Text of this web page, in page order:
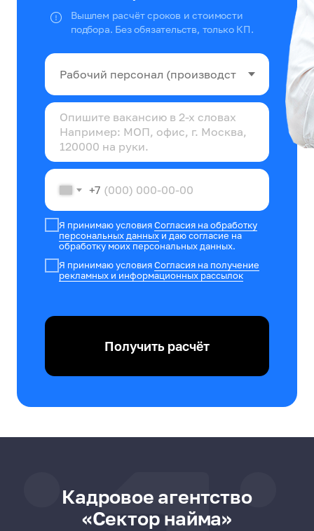
Вышлем расчёт сроков и стоимости
подбора. Без обязательств, только КП.
+7
Я принимаю условияСогласия на обработку
персональных данныхи даю согласие на
обработку моих персональных данных.
Я принимаю условияСогласия на получение
рекламных и информационных рассылок
Получить расчёт
Кадровое агентство
«Сектор найма»